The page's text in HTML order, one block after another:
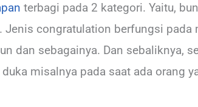
terbagi pada 2 kategori. Yaitu,
Jenis congratulation berfungsi pada
dan sebagainya. Dan sebaliknya,
misalnya pada saat ada orang